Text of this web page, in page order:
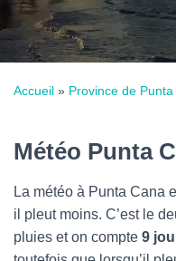
Accueil » Province de Punta
Météo Punta
La météo à Punta Cana
il pleut moins. C’est le
pluies et on compte 9